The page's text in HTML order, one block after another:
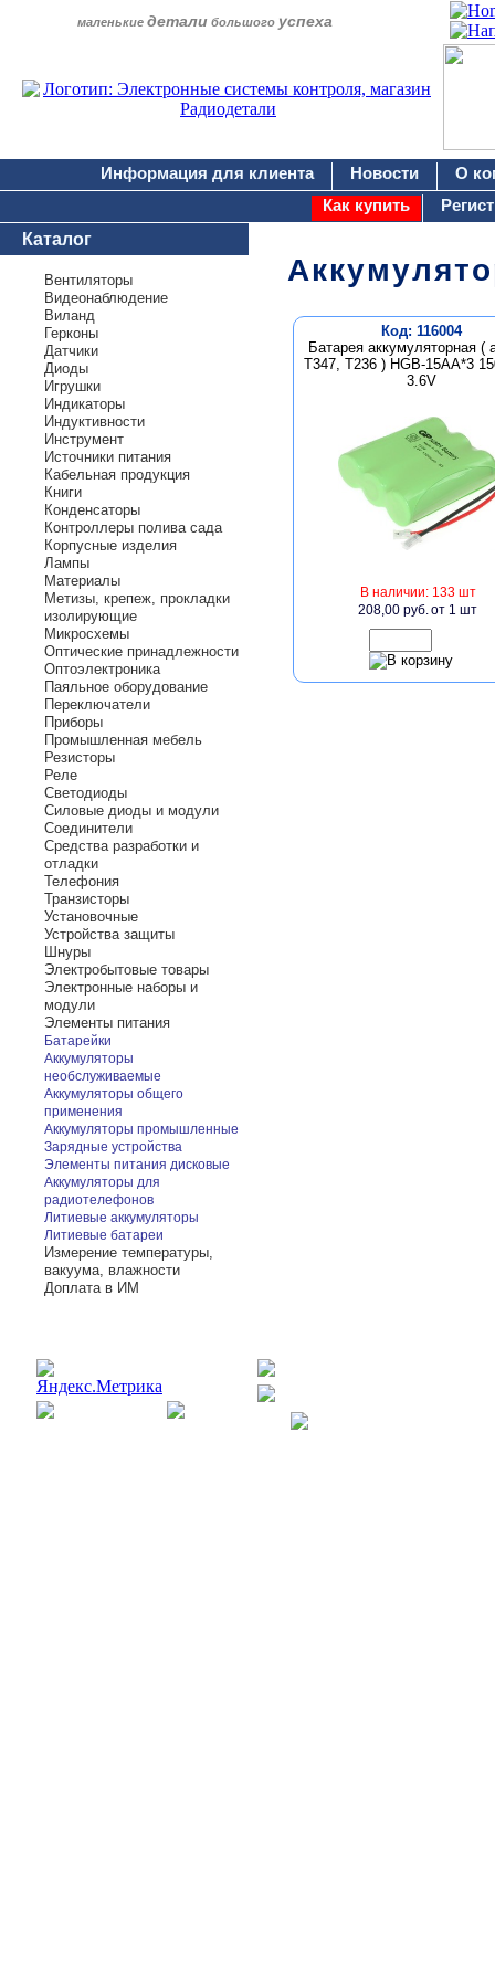
маленькие детали большого успеха
Информация для клиента Новости
О
Как купить
Каталог
Вентиляторы
Видеонаблюдение
Виланд
Герконы
Датчики
Диоды
Игрушки
Индикаторы
Индуктивности
Инструмент
Источники питания
Кабельная продукция
Книги
Конденсаторы
Контроллеры полива сада
Корпусные изделия
Лампы
Материалы
Метизы, крепеж, прокладки
изолирующие
Микросхемы
Оптические принадлежности
Оптоэлектроника
Паяльное оборудование
Переключатели
Приборы
Промышленная мебель
Резисторы
Реле
Светодиоды
Силовые диоды и модули
Соединители
Средства разработки и
отладки
Телефония
Транзисторы
Установочные
Устройства защиты
Шнуры
Электробытовые товары
Электронные наборы и
модули
Элементы питания
Батарейки
Аккумуляторы
необслуживаемые
Аккумуляторы общего
применения
Аккумуляторы промышленные
Зарядные устройства
Элементы питания дисковые
Аккумуляторы для
радиотелефонов
Литиевые аккумуляторы
Литиевые батареи
Измерение температуры,
вакуума, влажности
Доплата в ИМ
Код: 116004
Батарея аккумуляторная (
T347, T236 ) HGB-15AA*3
3.6V
В наличии: 133 шт
208,00 руб.от 1 шт